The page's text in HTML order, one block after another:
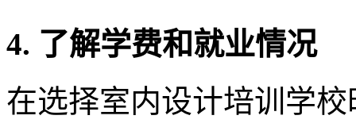
4. 了解学费和就业情况
在选择室内设计培训学